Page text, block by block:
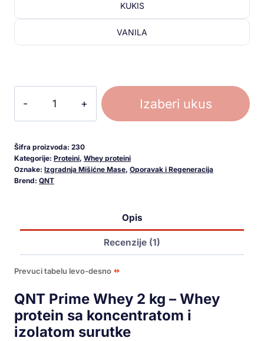
KUKIS
VANILA
Izaberi ukus
Šifra proizvoda: 230
Kategorije: Proteini, Whey proteini
Oznake: Izgradnja Mišićne Mase, Oporavak i Regeneracija
Brend: QNT
Opis
Recenzije (1)
Prevuci tabelu levo-desno
QNT Prime Whey 2 kg – Whey
protein sa koncentratom i
izolatom surutke